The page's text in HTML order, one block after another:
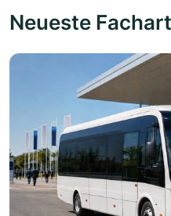
Neueste